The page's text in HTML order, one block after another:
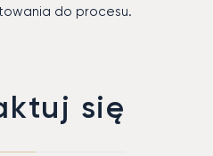
do procesu.
się